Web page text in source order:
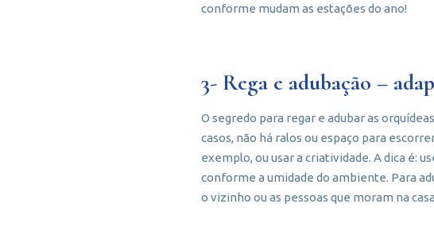
conforme mudam as estações do ano!
3- Rega e adubação –
O segredo para regar e adubar as
casos, não há ralos ou espaço para
exemplo, ou usar a criatividade. A dica é:
conforme a umidade do ambiente. Para
o vizinho ou as pessoas que moram na